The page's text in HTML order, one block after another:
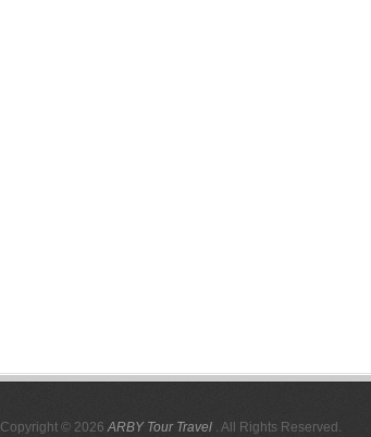
Copyright © 2026ARBY Tour Travel . All Rights Reserved.